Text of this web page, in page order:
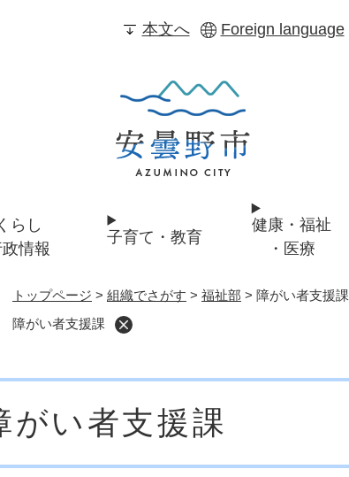
本文へ Foreign language
らし
情報
子育て・教育
健康・福祉
・医療
トップページ > 組織でさがす > 福祉部 > 障がい者支援課
障がい者支援課
がい者支援課